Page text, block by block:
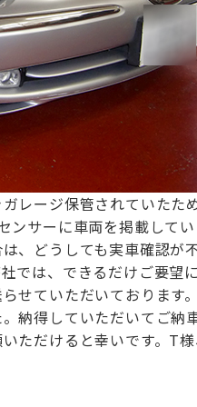
レージ保管されていたた
ンサーに車両を掲載して
、どうしても実車確認が
では、できるだけご要望
せていただいております。
納得していただいてご納
ただけると幸いです。 T